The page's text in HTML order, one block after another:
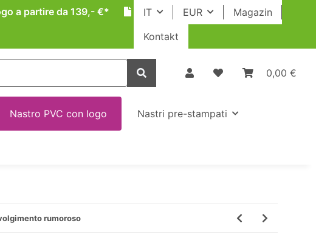
IT EUR
Magazin
Kontakt
a partire da 139,- €*
0,00 €
Nastro PVC con logo Nastri pre-stampati
rumoroso